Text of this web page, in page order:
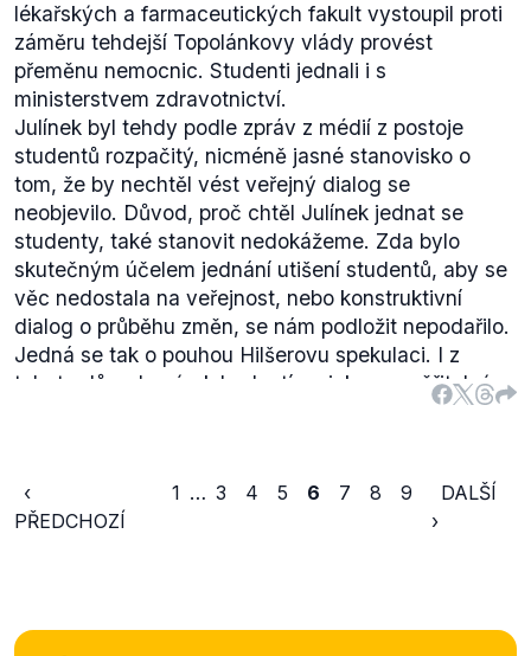
lékařských a farmaceutických fakult vystoupil proti
záměru tehdejší Topolánkovy vlády provést
přeměnu nemocnic. Studenti jednali i s
ministerstvem zdravotnictví.
Julínek byl tehdy podle zpráv z médií z postoje
studentů rozpačitý, nicméně jasné stanovisko o
tom, že by nechtěl vést veřejný dialog se
neobjevilo. Důvod, proč chtěl Julínek jednat se
studenty, také stanovit nedokážeme. Zda bylo
skutečným účelem jednání utišení studentů, aby se
věc nedostala na veřejnost, nebo konstruktivní
dialog o průběhu změn, se nám podložit nepodařilo.
Jedná se tak o pouhou Hilšerovu spekulaci. I z
tohoto důvodu výrok hodnotíme jako neověřitelný.
„skrytá
nemocnic na akciové společnosti již ověřovali.
Tento výrok je hodnocen jako neověřitelný.
našeho pohledu nelze autoritativně na základě
‹
PŘEDCHOZÍ
1 … 3 4 5 6 7 8 9
DALŠÍ
›